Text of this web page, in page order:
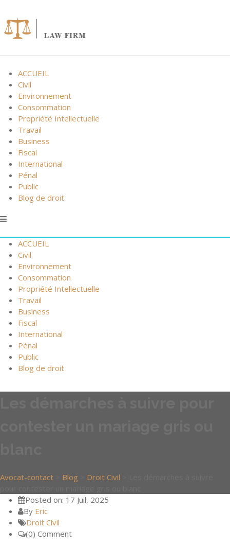
content
ACCUEIL
Civil
Environnement
Consommation
Propriété Intellectuelle
Travail
Business
Fiscal
International
Pénal
Public
Blog de droit
ACCUEIL
Civil
Environnement
Consommation
Propriété Intellectuelle
Travail
Business
Fiscal
International
Pénal
Public
Blog de droit
Avocat-contact Blog Droit Civil
Posted on: 17 Juil, 2025
By Eric
Droit Civil
(0) Comment